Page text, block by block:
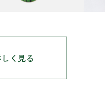
く見る